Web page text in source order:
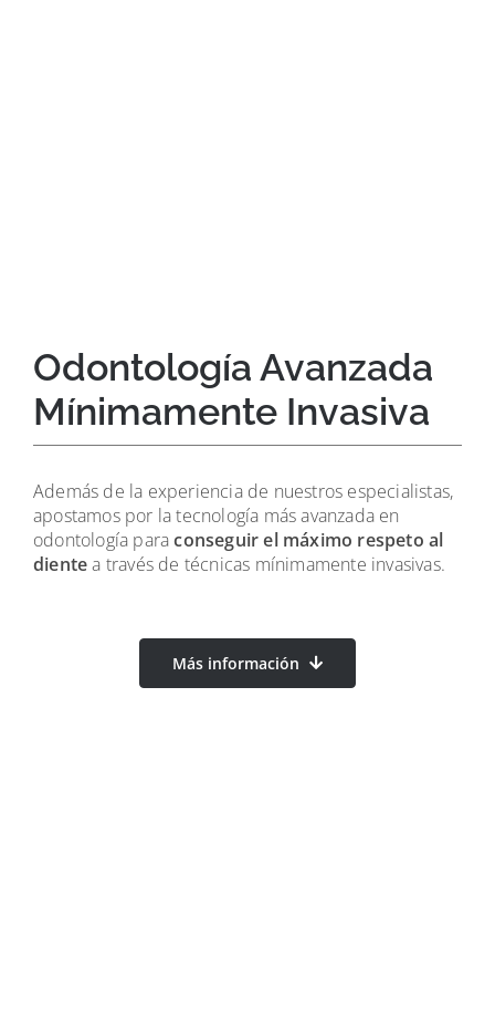
Odontología Avanzada
Mínimamente Invasiva
Además de la experiencia de nuestros especialistas,
apostamos por la tecnología más avanzada en
odontología paraconseguir el máximo respeto al
dientea través de técnicas mínimamente invasivas.
Más información